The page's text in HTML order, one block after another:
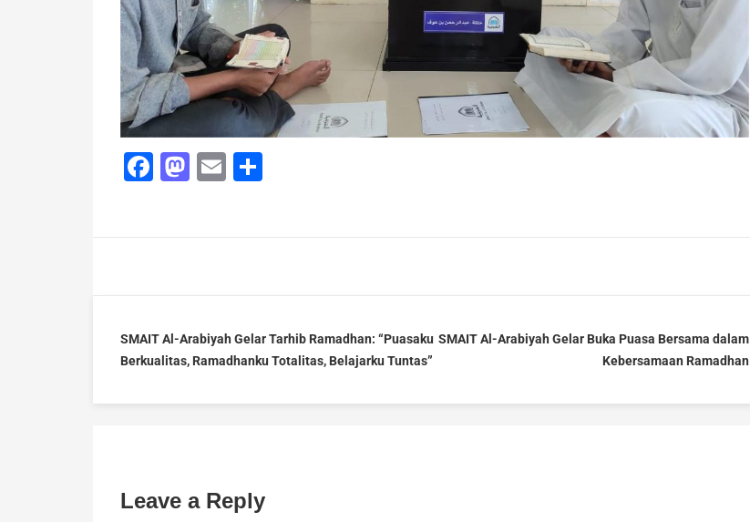
Facebook
Mastodon
Email
SMAIT Al-Arabiyah Gelar Tarhib Ramadhan: “Puasaku
Berkualitas, Ramadhanku Totalitas, Belajarku Tuntas”
SMAIT Al-Arabiyah Gelar Buka Puasa Bersama dalam
Kebersamaan Ramadhan
Leave a Reply